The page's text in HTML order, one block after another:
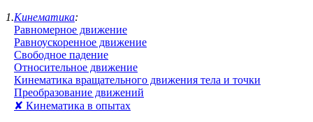
1.Кинематика:
Равномерное движение
Равноускоренное движение
Свободное падение
Относительное движение
Кинематика вращательного движения тела и точки
Преобразование движений
✘ Кинематика в опытах